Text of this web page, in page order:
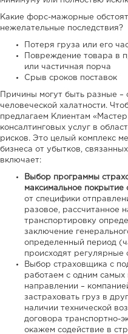
Какие форс-мажорные
нежелательные последствия?
Потеря груза или его
Повреждение товара в
или частичная порча
Срыв сроков поставок
Причины могут быть разные –
человеческой халатности.
предлагаем Клиентам
консалтинговых услуг в
рисков. Это целый комплекс
бизнеса от убытков,
включает:
Выбор программы
максимальное покрытие
от специфики
разовое, рассчитанное
транспортировку
заключение
определенный период
происходят регулярные
Выбор страховщика с
работаем с одним
направлении –
застраховать груз в
наличии технической
договора транспортно-
окажем содействие в